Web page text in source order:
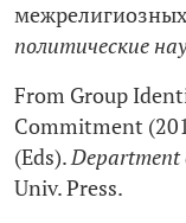
политические
From Group
Commitment
(Eds).Department
Univ. Press.